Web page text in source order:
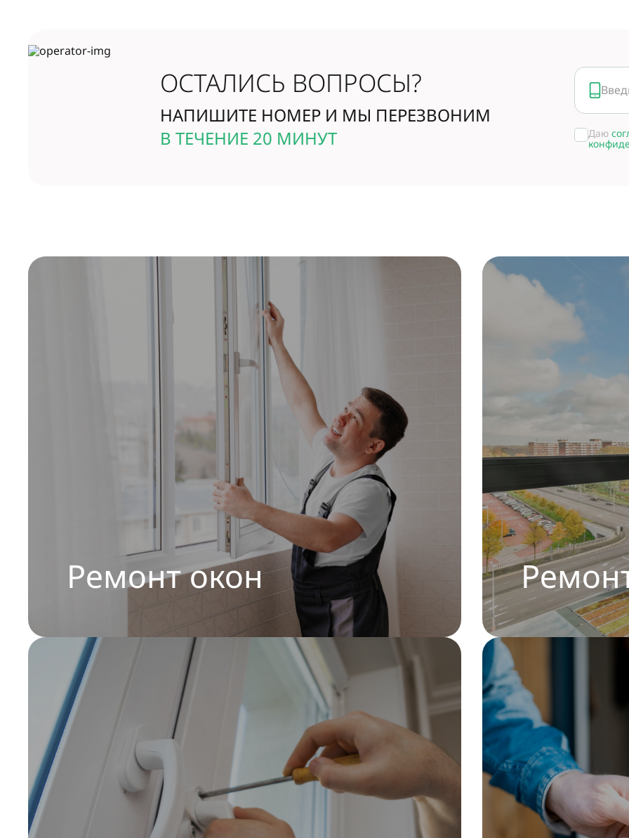
ОСТАЛИСЬ ВОПРОСЫ?
НАПИШИТЕ НОМЕР И МЫ ПЕРЕЗВОНИМ
В ТЕЧЕНИЕ 20 МИНУТ
Даю
Ремонт окон